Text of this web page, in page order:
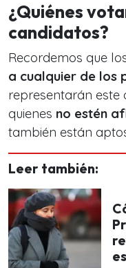
¿Quiénes
candidatos?
Recordemos que
a cualquier de los
representarán este
quienes no estén
también están
Leer también: